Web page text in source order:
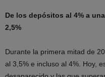
De los depósitos al 4% a
2,5%
Durante la primera mitad de
al 3,5% e incluso al 4%. Hoy,